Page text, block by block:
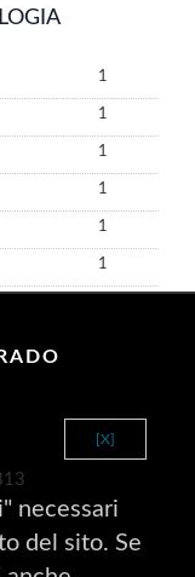
1
1
1
1
1
1
[X]
necessari
del sito. Se